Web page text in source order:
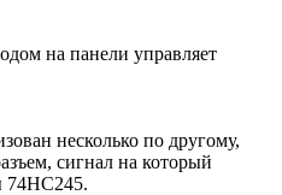
на панели управляет
несколько по другому,
сигнал на который
74HC245.